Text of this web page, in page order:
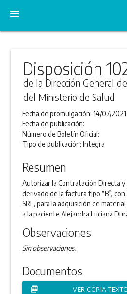
menu
Disposición
de la Dirección General
del Ministerio de Salud
Fecha de promulgación:14/07/2021
Fecha de publicación:
Número de Boletín Oficial:
Tipo de publicación:Integra
Resumen
Autorizar la Contratación Directa y
derivado de la factura tipo “B”,
SRL, para la adquisición de
a la paciente Alejandra Luciana
Observaciones
Sin observaciones.
Documentos
picture_as_pdf VER COPIA